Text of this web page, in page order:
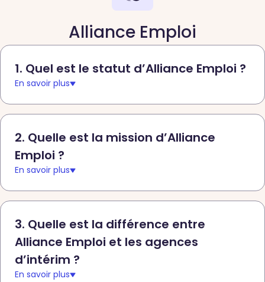
Alliance Emploi
1. Quel est le statut d’Alliance Emploi ?
En savoir plus
2. Quelle est la mission d’Alliance
Emploi ?
En savoir plus
3. Quelle est la différence entre
Alliance Emploi et les agences
d’intérim ?
En savoir plus